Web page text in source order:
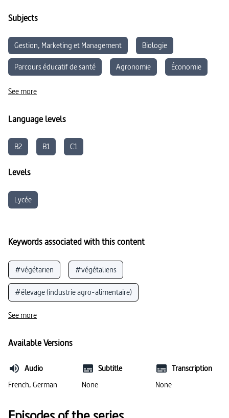
Subjects
Gestion, Marketing et Management
Biologie
Parcours éducatif de santé
Agronomie
Économie
Médico-social
See more
Language levels
B2 B1 C1
Levels
Lycée
Keywords associated with this content
#végétarien #végétaliens
#élevage (industrie agro-alimentaire)
#chimie alimentaire
#apports spécifiques des aliments (pour l’homme)
#habitudes alimentaires
See more
Available Versions
Audio
French, German
Subtitle
None
Transcription
None